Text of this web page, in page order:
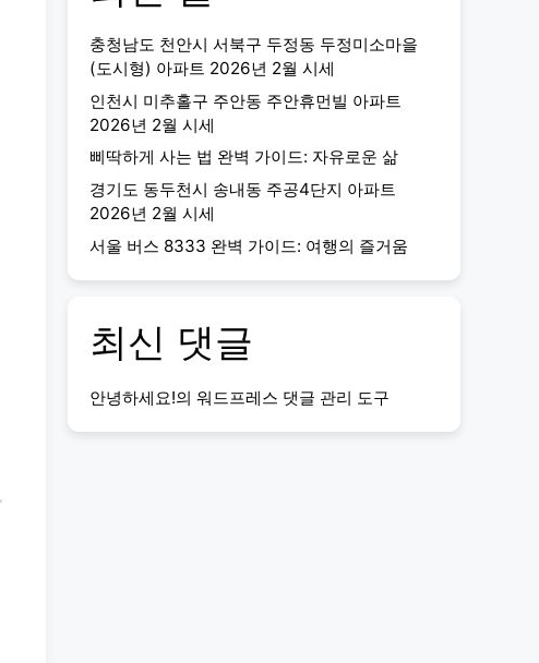
충청남도 천안시 서북구 두정동 두정미소마을
(도시형) 아파트 2026년 2월 시세
인천시 미추홀구 주안동 주안휴먼빌 아파트
2026년 2월 시세
삐딱하게 사는 법 완벽 가이드: 자유로운 삶
경기도 동두천시 송내동 주공4단지 아파트
2026년 2월 시세
서울 버스 8333 완벽 가이드: 여행의 즐거움
최신 댓글
안녕하세요!의 워드프레스 댓글 관리 도구